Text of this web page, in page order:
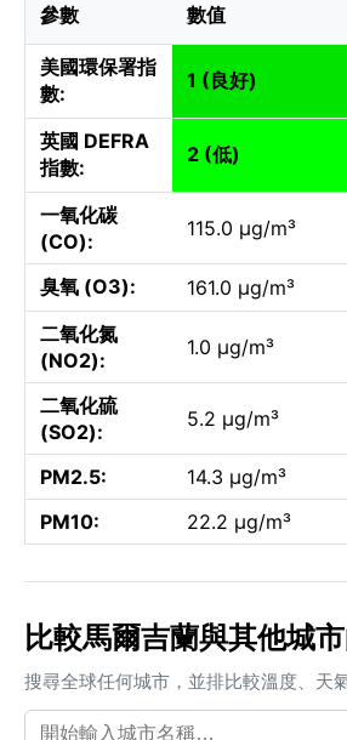
參數 數值
美國環保署指
數:
1 (良好)
英國 DEFRA
指數:
2 (低)
一氧化碳
(CO):
115.0 µg/m³
臭氧 (O3):
161.0 µg/m³
二氧化氮
(NO2):
1.0 µg/m³
二氧化硫
(SO2):
5.2 µg/m³
PM2.5:
14.3 µg/m³
PM10:
22.2 µg/m³
比較馬爾吉蘭與其他城
搜尋全球任何城市，並排比較溫度、天